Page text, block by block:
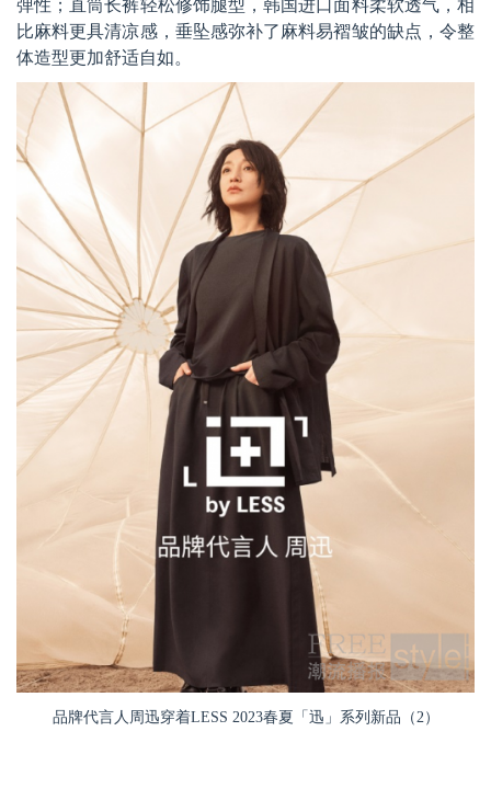
弹性；直筒长裤轻松修饰腿型，韩国进口面料柔软透气，相
比麻料更具清凉感，垂坠感弥补了麻料易褶皱的缺点，令整
体造型更加舒适自如。
品牌代言人周迅穿着LESS 2023春夏「迅」系列新品（2）